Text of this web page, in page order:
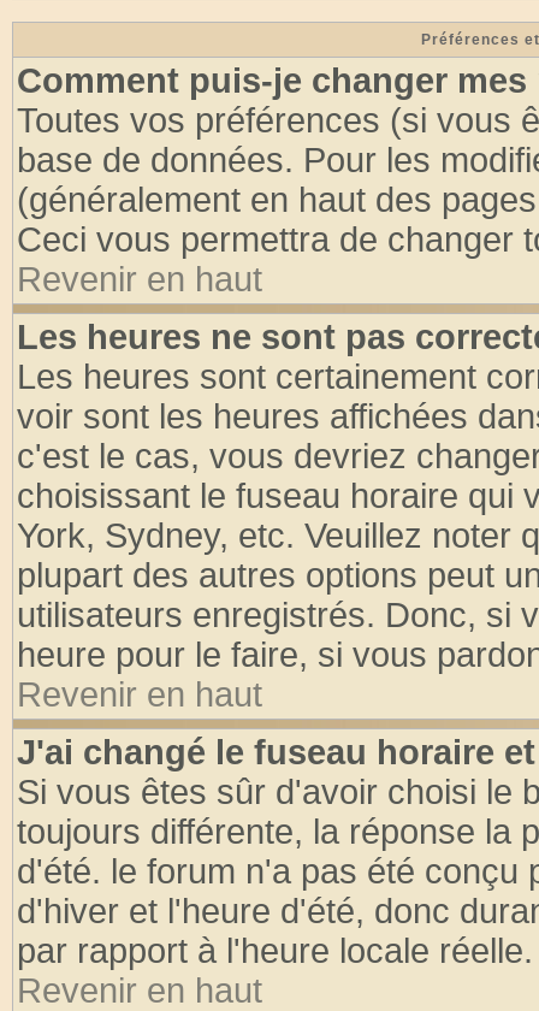
Préférences
Comment puis-je changer mes
Toutes vos préférences (si vous
base de données. Pour les
(généralement en haut des
Ceci vous permettra de changer
Revenir en haut
Les heures ne sont pas
Les heures sont certainement
voir sont les heures affichées
c'est le cas, vous devriez
choisissant le fuseau horaire qui
York, Sydney, etc. Veuillez noter
plupart des autres options peut
utilisateurs enregistrés. Donc, si
heure pour le faire, si vous
Revenir en haut
J'ai changé le fuseau horaire
Si vous êtes sûr d'avoir choisi le
toujours différente, la réponse la
d'été. le forum n'a pas été conçu
d'hiver et l'heure d'été, donc
par rapport à l'heure locale réelle.
Revenir en haut